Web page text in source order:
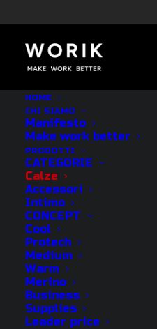
HOME
CHI SIAMO
Manifesto
Make work better
PRODOTTI
CATEGORIE
Calze
Accessori
Intimo
CONCEPT
Cool
Protech
Medium
Warm
Merino
Business
Supplies
Leader price
Home Prodotti